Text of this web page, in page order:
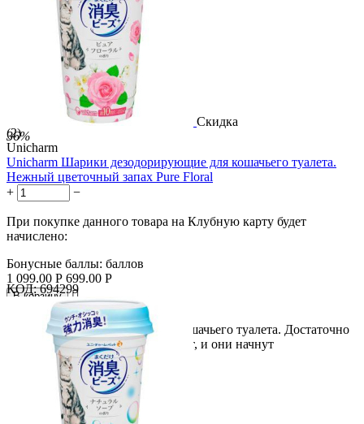
Скидка
36%
(2)
Unicharm
Unicharm Шарики дезодорирующие для кошачьего туалета.
Нежный цветочный запах Pure Floral
+
−
При покупке данного товара на Клубную карту будет
начислено:
Бонусные баллы: баллов
1 099.00 Р 699.00 Р
В корзину

Дезодорирующие шарики для кошачьего туалета. Достаточно
просто насыпать шарики в туалет, и они начнут
распространять...
КОД: 694299